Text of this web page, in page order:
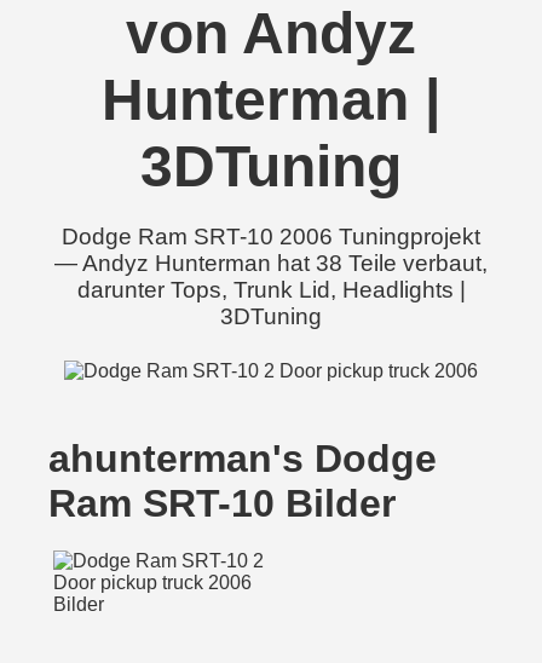
von Andyz
Hunterman |
3DTuning
Dodge Ram SRT-10 2006 Tuningprojekt
— Andyz Hunterman hat 38 Teile verbaut,
darunter Tops, Trunk Lid, Headlights |
3DTuning
ahunterman's Dodge
Ram SRT-10 Bilder